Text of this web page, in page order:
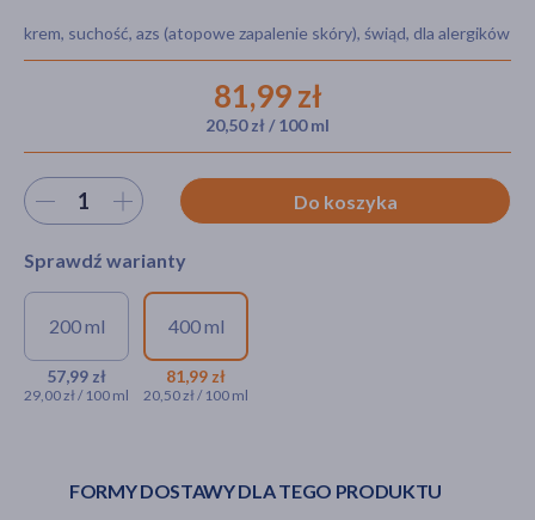
krem, suchość, azs (atopowe zapalenie skóry), świąd, dla alergików
81,99 zł
20,50 zł / 100 ml
Wybierz ilość Do koszyka
Sprawdź warianty
200 ml
57,99 zł
29,00 zł / 100 ml
Neutraderm Relipid+, balsam
odbudowujący warstwę
lipidową, 200 ml
400 ml
81,99 zł
20,50 zł / 100 ml
FORMY DOSTAWY DLA TEGO PRODUKTU